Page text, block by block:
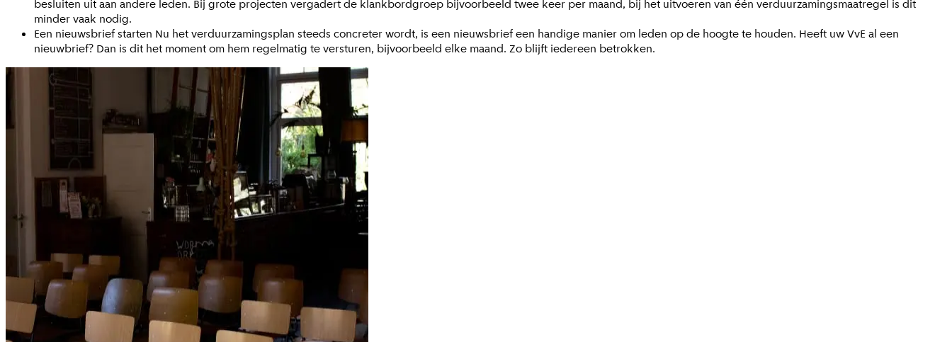
besluiten uit aan andere leden. Bij grote projecten vergadert de klankbordgroep bijvoorbeeld twee keer per maand, bij het uitvoeren van één verduurzamingsmaatregel is dit
minder vaak nodig.
Een nieuwsbrief starten Nu het verduurzamingsplan steeds concreter wordt, is een nieuwsbrief een handige manier om leden op de hoogte te houden. Heeft uw VvE al een
nieuwbrief? Dan is dit het moment om hem regelmatig te versturen, bijvoorbeeld elke maand. Zo blijft iedereen betrokken.